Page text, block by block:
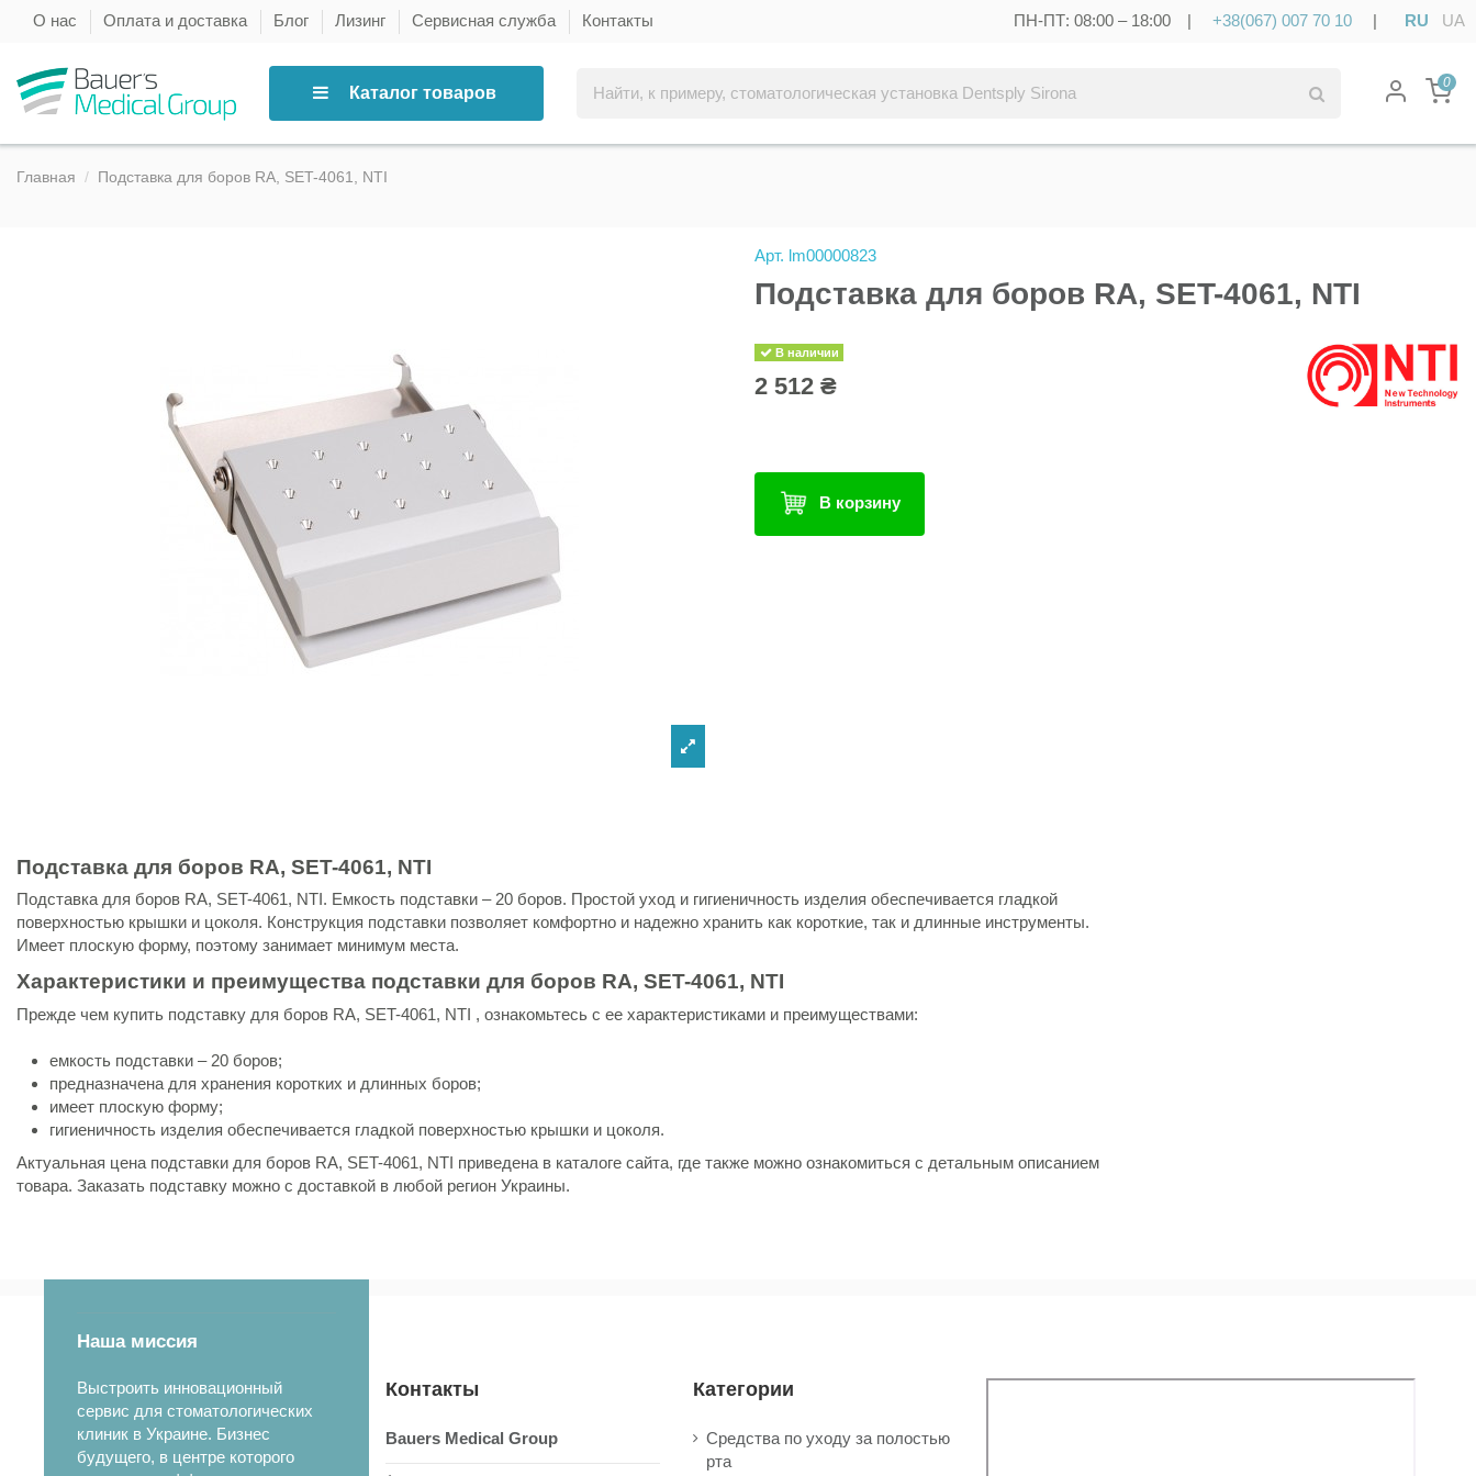
О нас Оплата и доставка Блог Лизинг Сервисная служба Контакты ПН-ПТ: 08:00 – 18:00 | +38(067) 007 70 10 | RU UA
Каталог товаров
0
Главная Подставка для боров RA, SET-4061, NTI
Арт. lm00000823
Подставка для боров RA, SET-4061, NTI
В наличии
2 512 ₴
В корзину
Подставка для боров RA, SET-4061, NTI
Подставка для боров RA, SET-4061, NTI. Емкость подставки – 20 боров. Простой уход и гигиеничность изделия обеспечивается гладкой
поверхностью крышки и цоколя. Конструкция подставки позволяет комфортно и надежно хранить как короткие, так и длинные инструменты.
Имеет плоскую форму, поэтому занимает минимум места.
Характеристики и преимущества подставки для боров RA, SET-4061, NTI
Прежде чем купить подставку для боров RA, SET-4061, NTI , ознакомьтесь с ее характеристиками и преимуществами:
емкость подставки – 20 боров;
предназначена для хранения коротких и длинных боров;
имеет плоскую форму;
гигиеничность изделия обеспечивается гладкой поверхностью крышки и цоколя.
Актуальная цена подставки для боров RA, SET-4061, NTI приведена в каталоге сайта, где также можно ознакомиться с детальным описанием
товара. Заказать подставку можно с доставкой в любой регион Украины.
Наша миссия
Выстроить инновационный
сервис для стоматологических
клиник в Украине. Бизнес
будущего, в центре которого
Контакты
Bauers Medical Group
Категории
Средства по уходу за полостью
рта